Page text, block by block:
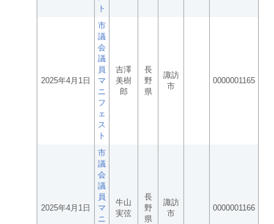
ト
2025年4月1日
市
議
会
議
員
マ
ニ
フ
ェ
ス
ト
吉澤
美樹
郎
長
野
県
諏訪
市
0000001165
2025年4月1日
市
議
会
議
員
マ
ニ
牛山
実弦
長
野
県
諏訪
市
0000001166